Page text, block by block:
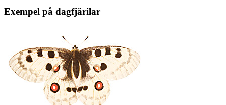
Exempel på dagfjärilar